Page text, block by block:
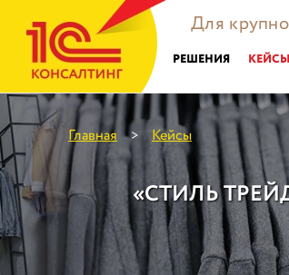
Для
РЕШЕНИЯ КЕЙСЫ
Главная > Кейсы
«СТИЛЬ ТРЕЙД»